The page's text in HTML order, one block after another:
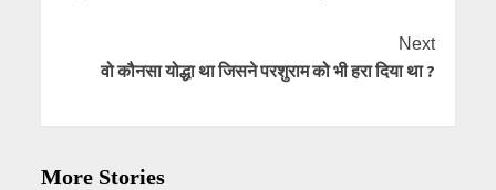
Next
वो कौनसा योद्धा था जिसने परशुराम को भी हरा दिया था ?
More Stories